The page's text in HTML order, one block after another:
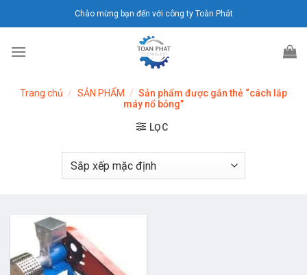
đến
dung
Chào mừng bạn đến với công ty Toàn Phát
Trang chủ / SẢN PHẨM / Sản phẩm được gắn thẻ “cách lắp
máy nổ bỏng”
LỌC